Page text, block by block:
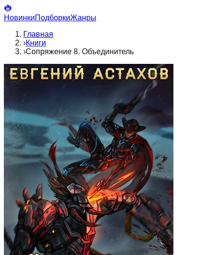
НовинкиПодборкиЖанры
Главная
›Книги
›Сопряжение 8. Объединитель